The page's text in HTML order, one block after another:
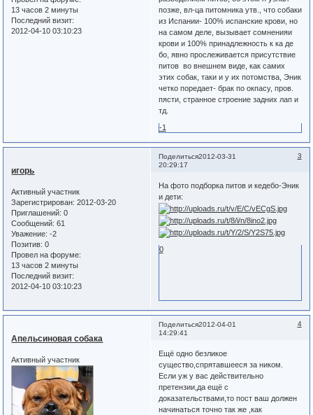
13 часов 2 минуты
Последний визит:
2012-04-10 03:10:23
позже, вл-ца питомника утв., что собаки
из Испании- 100% испанские крови, но
на самом деле, вызывает сомненияи
крови и 100% принадлежность к ка де
бо, явно прослеживается присутствие
питов во внешнем виде, как самих
этих собак, таки и у их потомства, Эник
четко поредает- брак по окпасу, пров.
пясти, странное строение задних лап и
тд.
-1
Поделиться 3
2012-03-31
20:29:17
игорь
Активный участник
Зарегистрирован: 2012-03-20
Приглашений: 0
Сообщений: 61
Уважение: -2
Позитив: 0
Провел на форуме:
13 часов 2 минуты
Последний визит:
2012-04-10 03:10:23
На фото подборка питов и кедебо-Эник
и дети:
0
Поделиться 4
2012-04-01
14:29:41
Апельсиновая собака
Активный участник
Ещё одно безликое
существо,спрятавшееся за ником.
Если уж у вас действительно
претензии,да ещё с
доказательствами,то пост ваш должен
начинаться точно так же ,как